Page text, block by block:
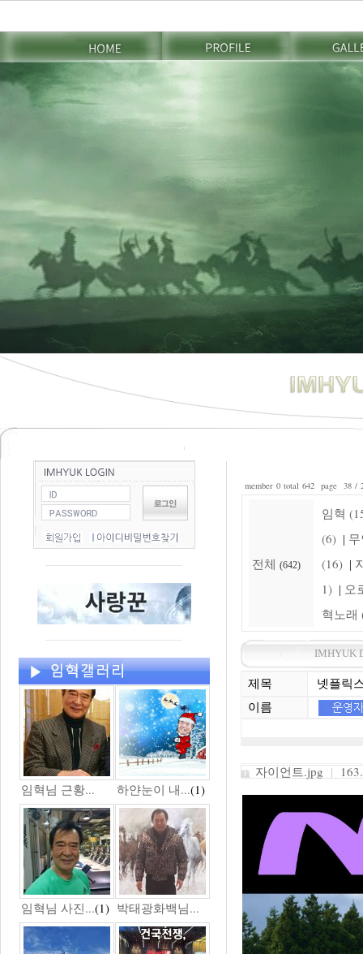
임혁님 근황... 하얀눈이 내...(1)
임혁님 사진...(1) 박태광화백님...
member 0 total 642 page 38 /
전체 (642)
임혁
(6) |
(16) |
1) | 오
혁노래
IMHYUK
제목
넷플릭
이름
자이언트.jpg |